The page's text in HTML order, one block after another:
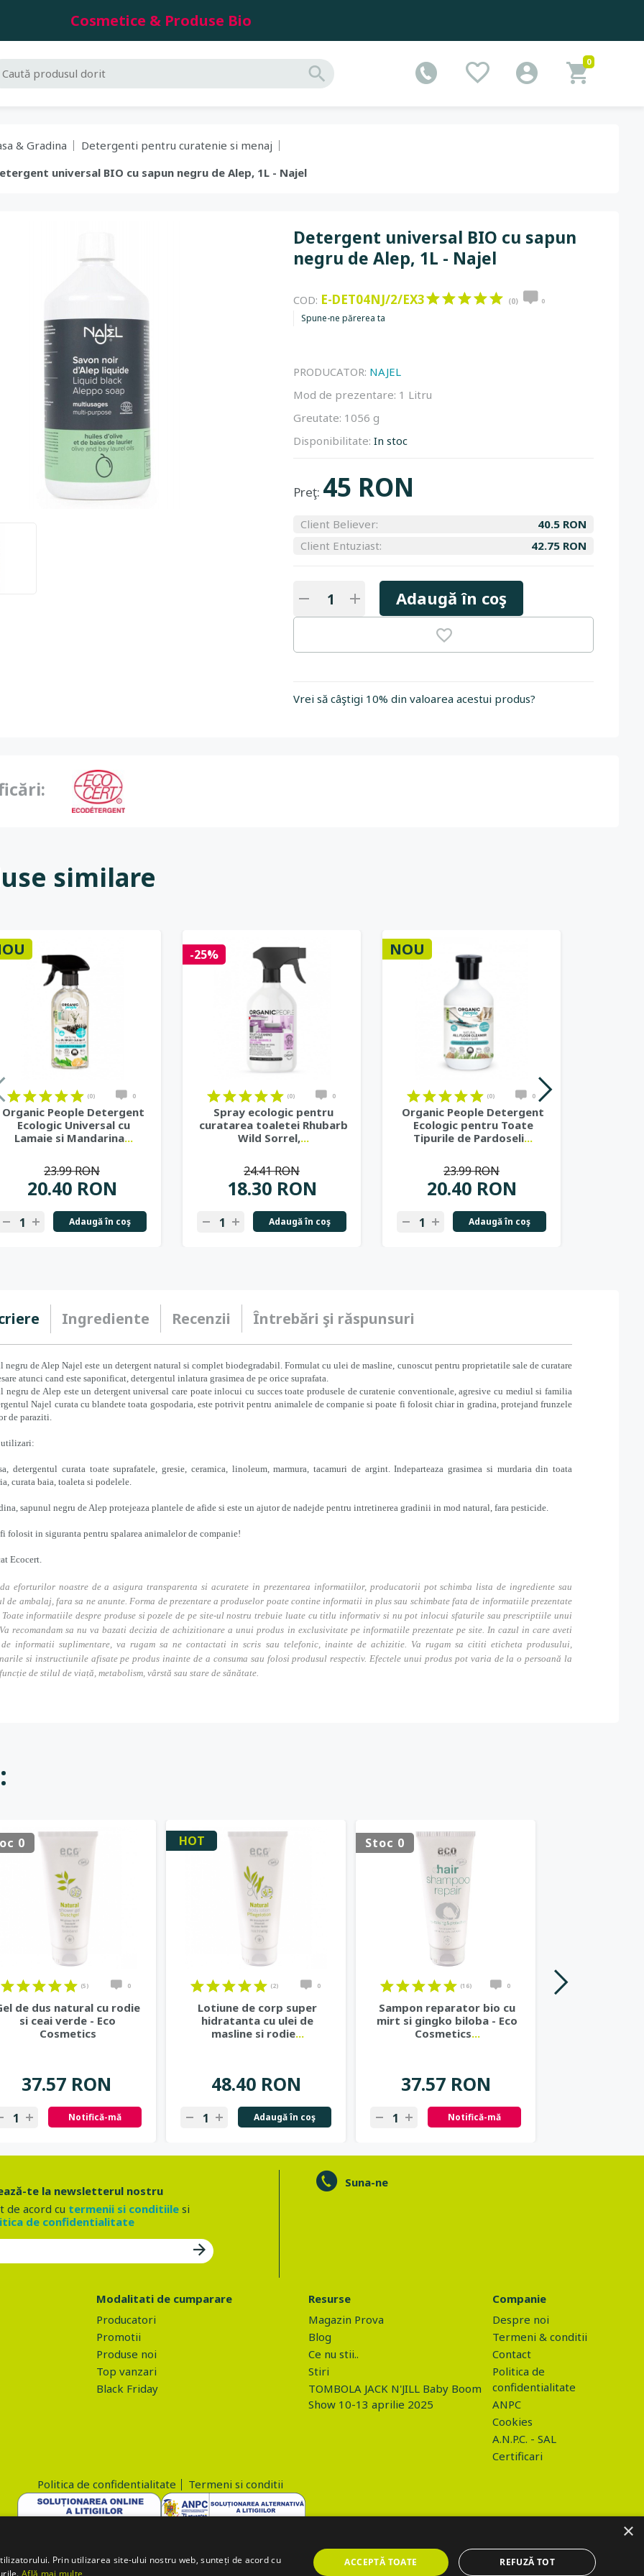
Cosmetice & Produse Bio
0
& Gradina
Detergenti pentru curatenie si menaj
universal BIO cu sapun negru de Alep, 1L - Najel
Detergent universal BIO cu sapun
negru de Alep, 1L - Najel
COD: E-DET04NJ/2/EX3 (0) 0
Spune-ne părerea ta
PRODUCATOR: NAJEL
Mod de prezentare: 1 Litru
Greutate: 1056 g
Disponibilitate: In stoc
Preţ: 45 RON
Client Believer:
40.5 RON
Client Entuziast:
42.75 RON
Adaugă în coş
Vrei să câştigi 10% din valoarea acestui produs?
similare
(0) 0
Organic People Detergent
Ecologic Universal cu
Lamaie si Mandarina...
20.40 RON
23.99 RON
Adaugă în coş
-25%
(0) 0
Spray ecologic pentru
curatarea toaletei Rhubarb
Wild Sorrel,...
18.30 RON
24.41 RON
Adaugă în coş
NOU
(0) 0
Organic People Detergent
Ecologic pentru Toate
Tipurile de Pardoseli...
20.40 RON
23.99 RON
Adaugă în coş
+
- +
- +
-
on
on on
on on
on on
on on
on on
on on
on on
on on
on on
on on
on on
on on
on on
on on
on
Ingrediente Recenzii Întrebări şi răspunsuri
negru de Alep Najel este un detergent natural si complet biodegradabil. Formulat cu ulei de masline, cunoscut pentru proprietatile sale de curatare
atunci cand este saponificat, detergentul inlatura grasimea de pe orice suprafata.
negru de Alep este un detergent universal care poate inlocui cu succes toate produsele de curatenie conventionale, agresive cu mediul si familia
Najel curata cu blandete toata gospodaria, este potrivit pentru animalele de companie si poate fi folosit chiar in gradina, protejand frunzele
de paraziti.
utilizari:
detergentul curata toate suprafatele, gresie, ceramica, linoleum, marmura, tacamuri de argint. Indeparteaza grasimea si murdaria din toata
curata baia, toaleta si podelele.
sapunul negru de Alep protejeaza plantele de afide si este un ajutor de nadejde pentru intretinerea gradinii in mod natural, fara pesticide.
folosit in siguranta pentru spalarea animalelor de companie!
Ecocert.
eforturilor noastre de a asigura transparenta si acuratete in prezentarea informatiilor, producatorii pot schimba lista de ingrediente sau
de ambalaj, fara sa ne anunte. Forma de prezentare a produselor poate contine informatii in plus sau schimbate fata de informatiile prezentate
Toate informatiile despre produse si pozele de pe site-ul nostru trebuie luate cu titlu informativ si nu pot inlocui sfaturile sau prescriptiile unui
recomandam sa nu va bazati decizia de achizitionare a unui produs in exclusivitate pe informatiile prezentate pe site. In cazul in care aveti
de informatii suplimentare, va rugam sa ne contactati in scris sau telefonic, inainte de achizitie. Va rugam sa cititi eticheta produsului,
si instructiunile afisate pe produs inainte de a consuma sau folosi produsul respectiv. Efectele unui produs pot varia de la o persoană la
de stilul de viață, metabolism, vârstă sau stare de sănătate.
0
(5) 0
de dus natural cu rodie
si ceai verde - Eco
Cosmetics
37.57 RON
Notifică-mă
HOT
(2) 0
Lotiune de corp super
hidratanta cu ulei de
masline si rodie...
48.40 RON
Adaugă în coş
Stoc 0
(16) 0
Sampon reparator bio cu
mirt si gingko biloba - Eco
Cosmetics...
37.57 RON
Notifică-mă
te la newsletterul nostru
de acord cu termenii si conditiilesi
de confidentialitate
Suna-ne
Modalitati de cumparare
Producatori
Promotii
Produse noi
Top vanzari
Black Friday
Resurse
Magazin Prova
Blog
Ce nu stii..
Stiri
TOMBOLA JACK N'JILL Baby Boom
Show 10-13 aprilie 2025
Companie
Despre noi
Termeni & conditii
Contact
Politica de
confidentialitate
ANPC
Cookies
A.N.P.C. - SAL
Certificari
Politica de confidentialitate
Termeni si conditii
×
Prin utilizarea site-ului nostru web, sunteți de acord cu
Află mai multe
ACCEPTĂ TOATE REFUZĂ TOT